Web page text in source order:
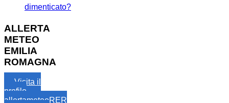
dimenticato?
ALLERTA
METEO
EMILIA
ROMAGNA
Visita il
profilo
allertameteoRER